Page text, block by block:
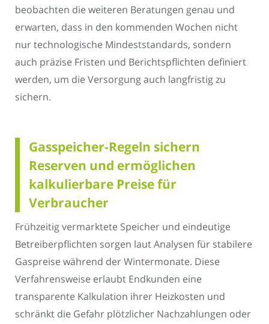
beobachten die weiteren Beratungen genau und
erwarten, dass in den kommenden Wochen nicht
nur technologische Mindeststandards, sondern
auch präzise Fristen und Berichtspflichten definiert
werden, um die Versorgung auch langfristig zu
sichern.
Gasspeicher-Regeln sichern
Reserven und ermöglichen
kalkulierbare Preise für
Verbraucher
Frühzeitig vermarktete Speicher und eindeutige
Betreiberpflichten sorgen laut Analysen für stabilere
Gaspreise während der Wintermonate. Diese
Verfahrensweise erlaubt Endkunden eine
transparente Kalkulation ihrer Heizkosten und
schränkt die Gefahr plötzlicher Nachzahlungen oder